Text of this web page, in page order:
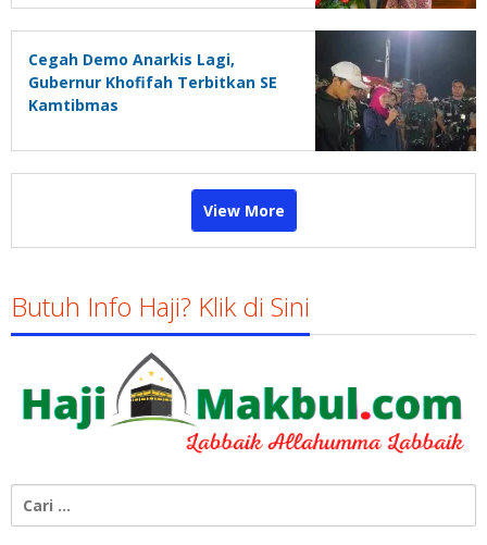
PMR
Cegah Demo Anarkis Lagi,
Gubernur Khofifah Terbitkan SE
Kamtibmas
View More
Butuh Info Haji? Klik di Sini
untuk: